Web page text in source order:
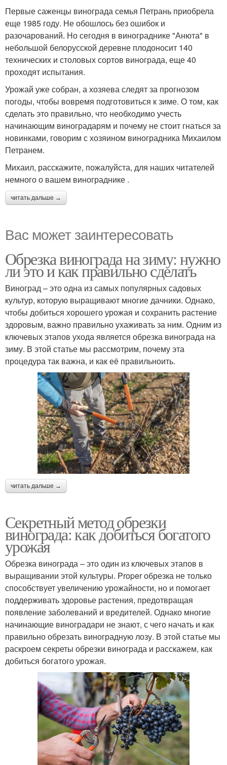
Первые саженцы винограда семья Петрань приобрела
еще 1985 году. Не обошлось без ошибок и
разочарований. Но сегодня в винограднике "Анюта" в
небольшой белорусской деревне плодоносит 140
технических и столовых сортов винограда, еще 40
проходят испытания.
Урожай уже собран, а хозяева следят за прогнозом
погоды, чтобы вовремя подготовиться к зиме. О том, как
сделать это правильно, что необходимо учесть
начинающим виноградарям и почему не стоит гнаться за
новинками, говорим с хозяином виноградника Михаилом
Петранем.
Михаил, расскажите, пожалуйста, для наших читателей
немного о вашем винограднике .
читать дальше →
Вас может заинтересовать
Обрезка винограда на зиму: нужно
ли это и как правильно сделать
Виноград – это одна из самых популярных садовых
культур, которую выращивают многие дачники. Однако,
чтобы добиться хорошего урожая и сохранить растение
здоровым, важно правильно ухаживать за ним. Одним из
ключевых этапов ухода является обрезка винограда на
зиму. В этой статье мы рассмотрим, почему эта
процедура так важна, и как её правильноить.
читать дальше →
Секретный метод обрезки
винограда: как добиться богатого
урожая
Обрезка винограда – это один из ключевых этапов в
выращивании этой культуры. Proper обрезка не только
способствует увеличению урожайности, но и помогает
поддерживать здоровье растения, предотвращая
появление заболеваний и вредителей. Однако многие
начинающие виноградари не знают, с чего начать и как
правильно обрезать виноградную лозу. В этой статье мы
раскроем секреты обрезки винограда и расскажем, как
добиться богатого урожая.